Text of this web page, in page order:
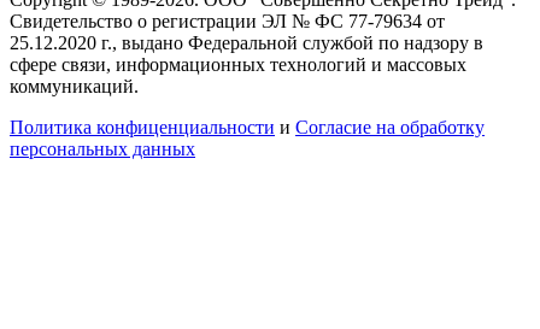
Свидетельство о регистрации ЭЛ № ФС 77-79634 от
25.12.2020 г., выдано Федеральной службой по надзору в
сфере связи, информационных технологий и массовых
коммуникаций.
Политика конфиценциальности и Согласие на обработку
персональных данных